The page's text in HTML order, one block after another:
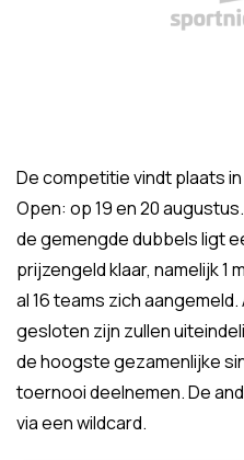
De competitie vindt plaats
Open: op 19 en 20
de gemengde dubbels ligt
prijzengeld klaar, namelijk 1
al 16 teams zich
gesloten zijn zullen
de hoogste gezamenlijke
toernooi deelnemen. De
via een wildcard.